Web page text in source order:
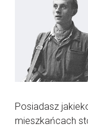
Posiadasz
mieszkańcach